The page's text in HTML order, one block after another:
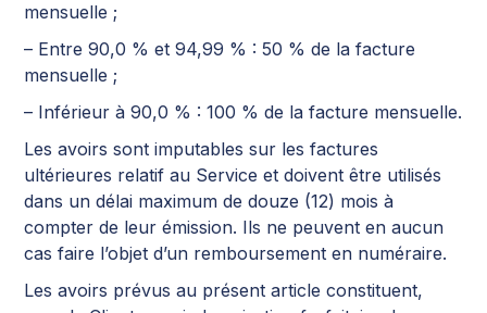
mensuelle ;
– Entre 90,0 % et 94,99 % : 50 % de la facture
mensuelle ;
– Inférieur à 90,0 % : 100 % de la facture mensuelle.
Les avoirs sont imputables sur les factures
ultérieures relatif au Service et doivent être utilisés
dans un délai maximum de douze (12) mois à
compter de leur émission. Ils ne peuvent en aucun
cas faire l’objet d’un remboursement en numéraire.
Les avoirs prévus au présent article constituent,